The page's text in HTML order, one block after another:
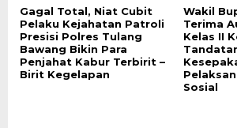
Gagal Total, Niat Cubit
Pelaku Kejahatan Patroli
Presisi Polres Tulang
Bawang Bikin Para
Penjahat Kabur Terbirit –
Birit Kegelapan
Wakil
Terima
Kelas II
Sosial